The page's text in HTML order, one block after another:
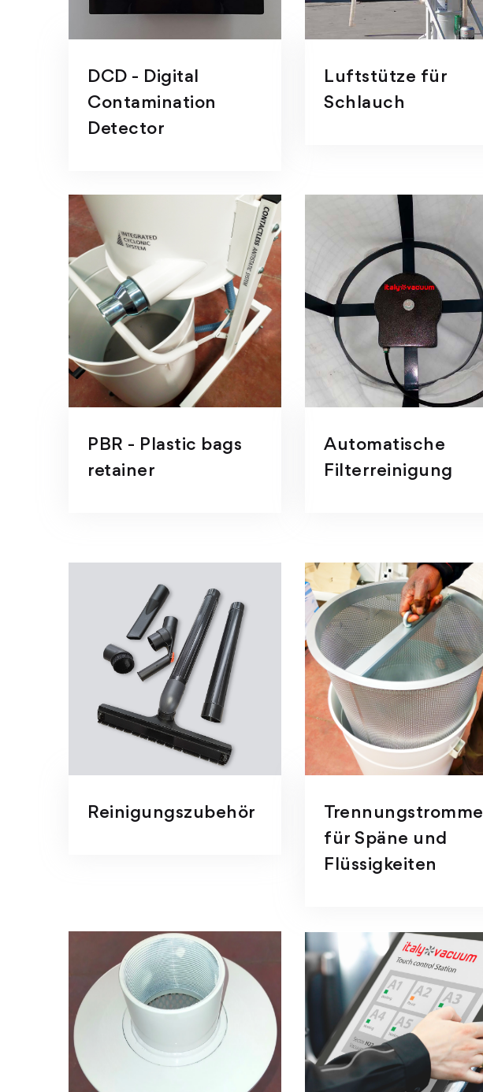
DCD - Digital
Contamination
Detector
Luftstütze für
Schlauch
PBR - Plastic bags
retainer
Automatische
Filterreinigung
Reinigungszubehör
Trennungstrommel
für Späne und
Flüssigkeiten